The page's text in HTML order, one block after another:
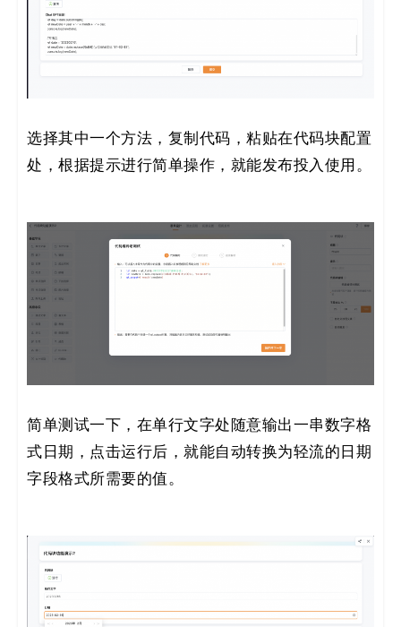
选择其中一个方法，复制代码，粘贴在代码块配置
处，根据提示进行简单操作，就能发布投入使用。
简单测试一下，在单行文字处随意输出一串数字格
式日期，点击运行后，就能自动转换为轻流的日期
字段格式所需要的值。